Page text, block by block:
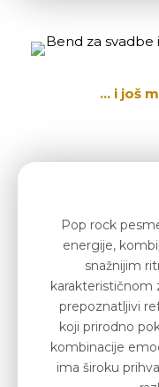
… i još
Pop rock
energije,
snažnijim
karakterističnom
prepoznatljivi
koji prirodno
kombinacije
ima široku